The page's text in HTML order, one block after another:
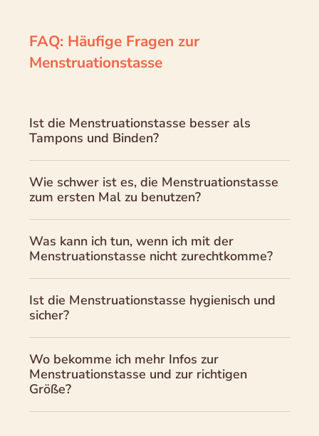
FAQ: Häufige Fragen zur
Menstruationstasse
Ist die Menstruationstasse besser als
Tampons und Binden?
Wie schwer ist es, die Menstruationstasse
zum ersten Mal zu benutzen?
Was kann ich tun, wenn ich mit der
Menstruationstasse nicht zurechtkomme?
Ist die Menstruationstasse hygienisch und
sicher?
Wo bekomme ich mehr Infos zur
Menstruationstasse und zur richtigen
Größe?